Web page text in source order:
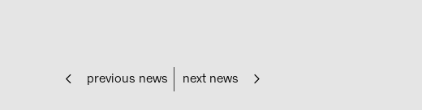
previous news next news